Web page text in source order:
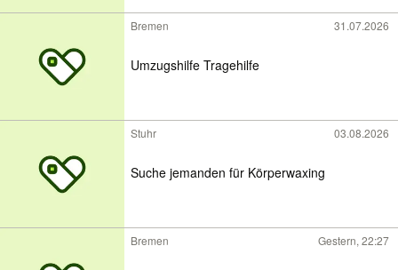
Bremen 31.07.2026
Umzugshilfe Tragehilfe
Stuhr 03.08.2026
Suche jemanden für Körperwaxing
Bremen Gestern, 22:27